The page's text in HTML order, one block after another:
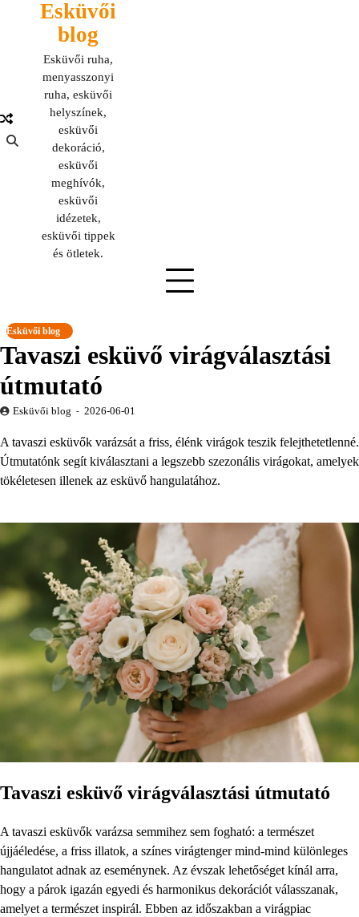
Esküvői
blog
Esküvői ruha,
menyasszonyi
ruha, esküvői
helyszínek,
esküvői
dekoráció,
esküvői
meghívók,
esküvői
idézetek,
esküvői tippek
és ötletek.
Esküvői blog
Tavaszi esküvő virágválasztási
útmutató
Esküvői blog 2026-06-01
A tavaszi esküvők varázsát a friss, élénk virágok teszik felejthetetlenné.
Útmutatónk segít kiválasztani a legszebb szezonális virágokat, amelyek
tökéletesen illenek az esküvő hangulatához.
Tavaszi esküvő virágválasztási útmutató
A tavaszi esküvők varázsa semmihez sem fogható: a természet
újjáéledése, a friss illatok, a színes virágtenger mind-mind különleges
hangulatot adnak az eseménynek. Az évszak lehetőséget kínál arra,
hogy a párok igazán egyedi és harmonikus dekorációt válasszanak,
amelyet a természet inspirál. Ebben az időszakban a virágpiac